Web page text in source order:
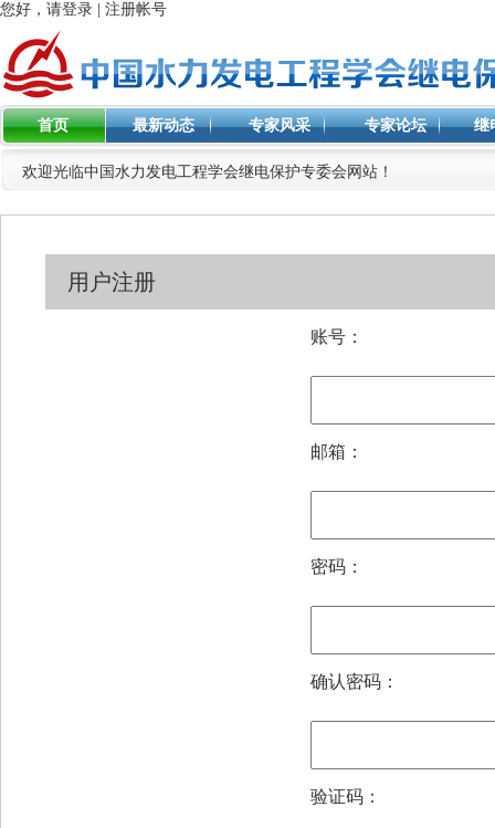
您好，请登录 注册帐号
首页 最新动态 专家风采 专家论坛 继
欢迎光临中国水力发电工程学会继电保护专委会网站！
用户注册
账号：
邮箱：
密码：
确认密码：
验证码：